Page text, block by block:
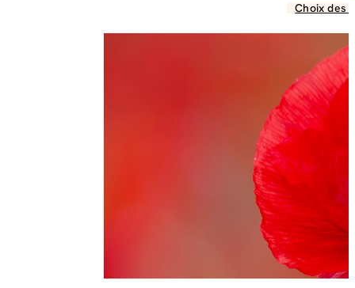
Choix des
a
la
du